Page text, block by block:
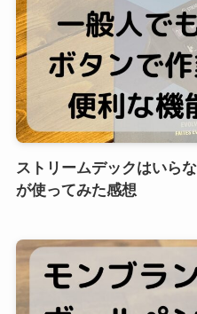
ストリームデックはいら
が使ってみた感想